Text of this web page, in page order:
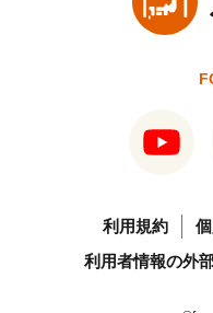
利用規約
利用者情報の外